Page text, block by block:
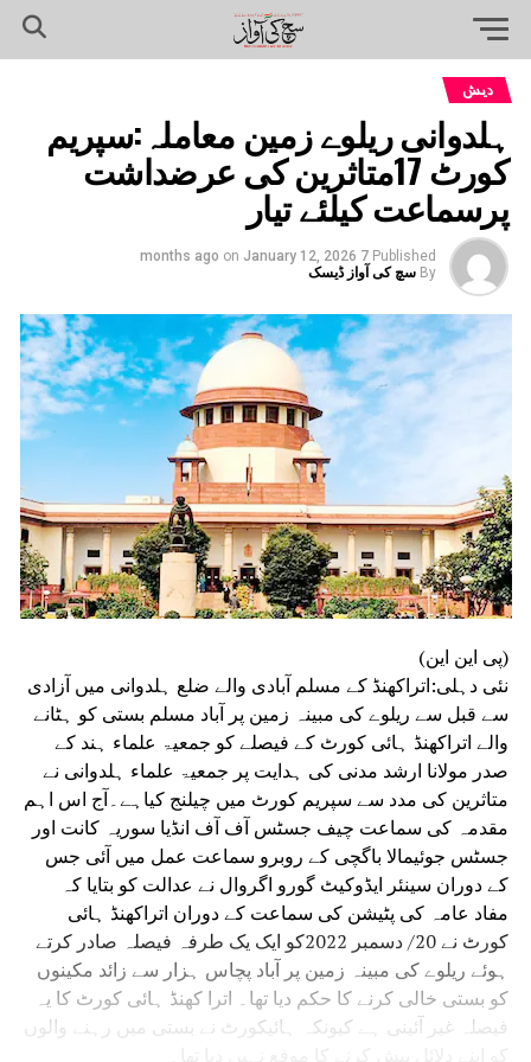
دیش
ہلدوانی ریلوے زمین معاملہ:سپریم
کورٹ 17متاثرین کی عرضداشت
پرسماعت کیلئے تیار
Published
7 months ago
on January 12, 2026
By سچ کی آواز ڈیسک
(پی این این)
نئی دہلی:اتراکھنڈ کے مسلم آبادی والے ضلع ہلدوانی میں آزادی
سے قبل سے ریلوے کی مبینہ زمین پر آباد مسلم بستی کو ہٹانے
والے اتراکھنڈ ہائی کورٹ کے فیصلے کو جمعیۃ علماء ہند کے
صدر مولانا ارشد مدنی کی ہدایت پر جمعیۃ علماء ہلدوانی نے
متاثرین کی مدد سے سپریم کورٹ میں چیلنج کیاہے۔آج اس اہم
مقدمہ کی سماعت چیف جسٹس آف آف انڈیا سوریہ کانت اور
جسٹس جوئیمالا باگچی کے روبرو سماعت عمل میں آئی جس
کے دوران سینئر ایڈوکیٹ گورو اگروال نے عدالت کو بتایا کہ
مفاد عامہ کی پٹیشن کی سماعت کے دوران اتراکھنڈ ہائی
کورٹ نے 20/ دسمبر 2022کو ایک یک طرفہ فیصلہ صادر کرتے
ہوئے ریلوے کی مبینہ زمین پر آباد پچاس ہزار سے زائد مکینوں
کو بستی خالی کرنے کا حکم دیا تھا۔ اترا کھنڈ ہائی کورٹ کا یہ
فیصلہ غیر آئینی ہے کیونکہ ہائیکورٹ نے بستی میں رہنے والوں